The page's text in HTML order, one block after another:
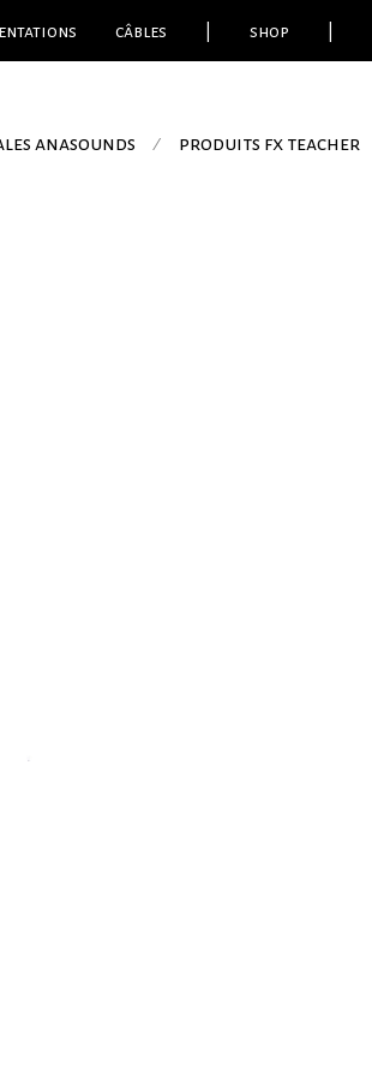
câbles shop
anasounds ⁄ produits fx teacher